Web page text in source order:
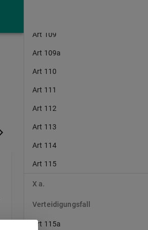
Art 109
Art 109a
Art 110
Art 111
Art 112
Art 113
Art 114
Art 115
X a.
Verteidigungsfall
Art 115a